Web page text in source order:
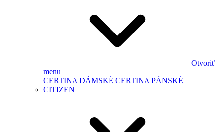
Otvoriť
menu
CERTINA DÁMSKÉ CERTINA PÁNSKÉ
CITIZEN